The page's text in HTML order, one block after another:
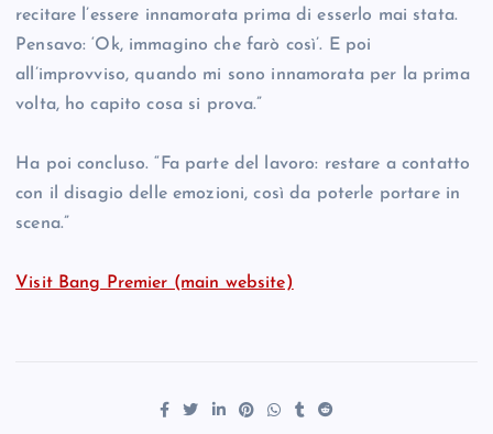
recitare l’essere innamorata prima di esserlo mai stata.
Pensavo: ‘Ok, immagino che farò così’. E poi
all’improvviso, quando mi sono innamorata per la prima
volta, ho capito cosa si prova.”
Ha poi concluso. “Fa parte del lavoro: restare a contatto
con il disagio delle emozioni, così da poterle portare in
scena.”
Visit Bang Premier (main website)